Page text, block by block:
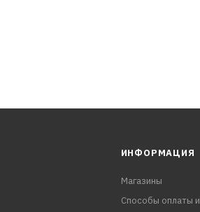
ИНФОРМАЦИЯ
Магазины
Способы оплаты и